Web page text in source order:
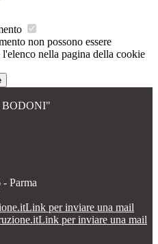
non possono essere
nella pagina della cookie
BODONI"
Parma
Link per inviare una mail
Link per inviare una mail